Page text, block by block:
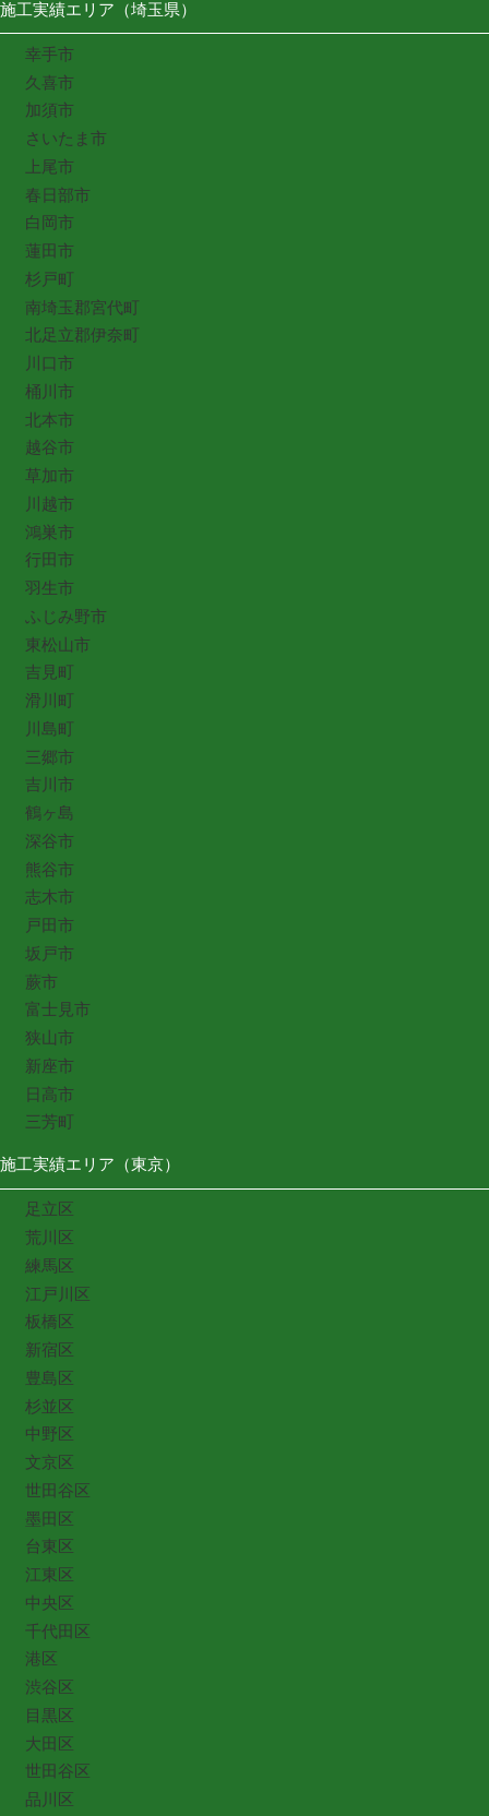
施工実績エリア（埼玉県）
幸手市
久喜市
加須市
さいたま市
上尾市
春日部市
白岡市
蓮田市
杉戸町
南埼玉郡宮代町
北足立郡伊奈町
川口市
桶川市
北本市
越谷市
草加市
川越市
鴻巣市
行田市
羽生市
ふじみ野市
東松山市
吉見町
滑川町
川島町
三郷市
吉川市
鶴ヶ島
深谷市
熊谷市
志木市
戸田市
坂戸市
蕨市
富士見市
狭山市
新座市
日高市
三芳町
施工実績エリア（東京）
足立区
荒川区
練馬区
江戸川区
板橋区
新宿区
豊島区
杉並区
中野区
文京区
世田谷区
墨田区
台東区
江東区
中央区
千代田区
港区
渋谷区
目黒区
大田区
世田谷区
品川区